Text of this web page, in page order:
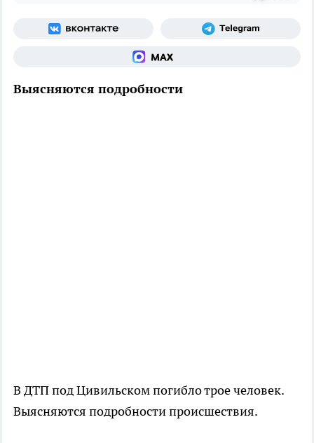
Выясняются подробности
В ДТП под Цивильском погибло трое человек.
Выясняются подробности происшествия.